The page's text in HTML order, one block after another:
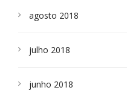
agosto 2018
julho 2018
junho 2018